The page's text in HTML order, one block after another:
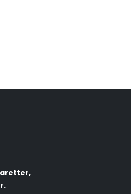
& frakt